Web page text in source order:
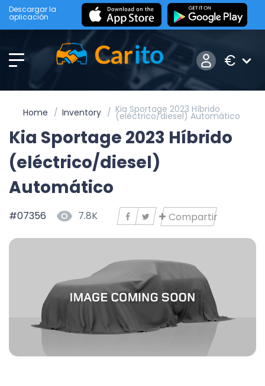
Descargar la
aplicación
€
Home Inventory Kia Sportage 2023 Híbrido
(eléctrico/diesel) Automático
Kia Sportage 2023 Híbrido
(eléctrico/diesel)
Automático
#07356 7.8K Compartir